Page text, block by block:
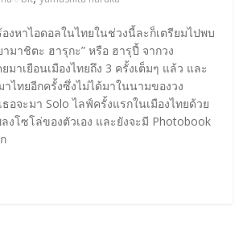
งหาไอดอลในไทยในช่วงนี้ละก็เตรียมไปพบ
ามาชิตะ ฮารุกะ” หรือ ฮารุปี้ จากวง
มาเยือนเมืองไทยถึง 3 ครั้งเต็มๆ แล้ว และ
ไทยอีกครั้งซึ่งไม่ได้มาในนามของวง
อจะมา Solo ไลฟ์ครั้งแรกในเมืองไทยด้วย
งโซโล่ของตัวเอง และยังจะมี Photobook